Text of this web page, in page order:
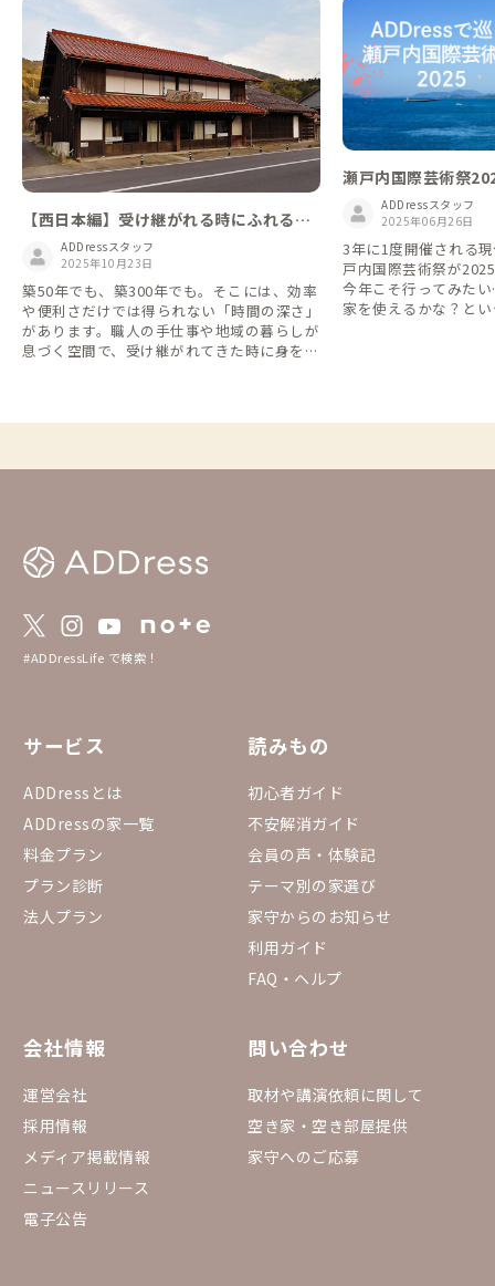
【西日本編】受け継がれる時にふれる。
趣深き古民家
ADDressスタッフ
2025年10月23日
築50年でも、築300年でも。そこには、効率
や便利さだけでは得られない「時間の深さ」
があります。職人の手仕事や地域の暮らしが
息づく空間で、受け継がれてきた時に身をゆ
瀬戸内国際芸術祭
Dressの家
ADDressスタッフ
2025年06月26日
3年に1度開催される
戸内国際芸術祭が
今年こそ行ってみた
家を使えるかな？と
国際芸術祭2025に行
会場がとっても広い
#ADDressLife で検索！
サービス
ADDressとは
ADDressの家一覧
料金プラン
プラン診断
法人プラン
読みもの
初心者ガイド
不安解消ガイド
会員の声・体験記
テーマ別の家選び
家守からのお知らせ
利用ガイド
FAQ・ヘルプ
会社情報
運営会社
採用情報
メディア掲載情報
ニュースリリース
電子公告
問い合わせ
取材や講演依頼に関して
空き家・空き部屋提供
家守へのご応募